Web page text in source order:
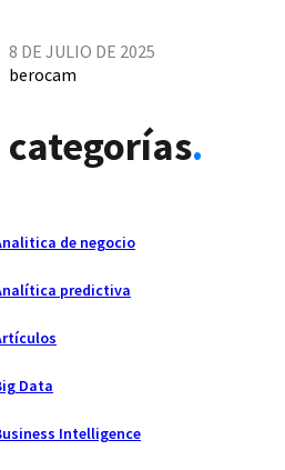
8 DE JULIO DE 2025
berocam
categorías.
de negocio
predictiva
Data
Intelligence